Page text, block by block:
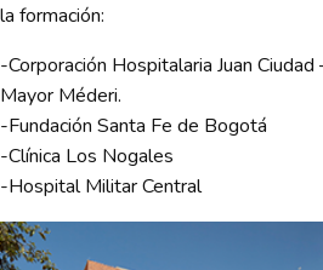
la formación:
-Corporación Hospitalaria Juan
Mayor Méderi.
-Fundación Santa Fe de Bogotá
-Clínica Los Nogales
-Hospital Militar Central